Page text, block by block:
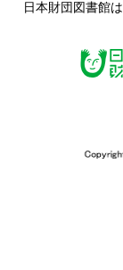
日本財団図書館